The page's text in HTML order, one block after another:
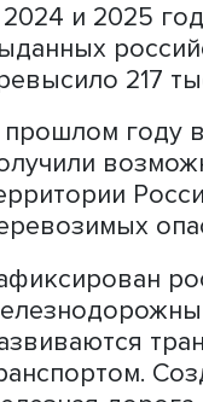
В 2026 году
пешеходного
Амурской
завершена
Отмечен
в 2024 и
выданных